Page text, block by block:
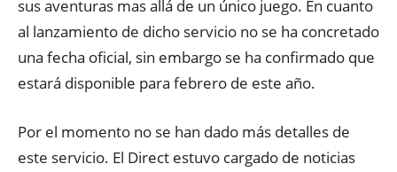
sus aventuras mas allá de un único juego. En cuanto
al lanzamiento de dicho servicio no se ha concretado
una fecha oficial, sin embargo se ha confirmado que
estará disponible para febrero de este año.
Por el momento no se han dado más detalles de
este servicio. El Direct estuvo cargado de noticias